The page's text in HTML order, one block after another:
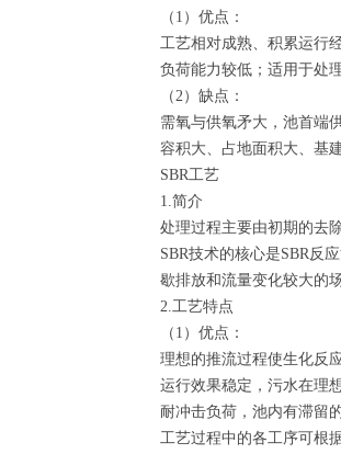
（1）优点：
工艺相对成熟、积累运行
负荷能力较低；适用于处
（2）缺点：
需氧与供氧矛大，池首端
容积大、占地面积大、基
SBR工艺
1.简介
处理过程主要由初期的去
SBR技术的核心是SBR反
歇排放和流量变化较大的
2.工艺特点
（1）优点：
理想的推流过程使生化反
运行效果稳定，污水在理
耐冲击负荷，池内有滞留
工艺过程中的各工序可根